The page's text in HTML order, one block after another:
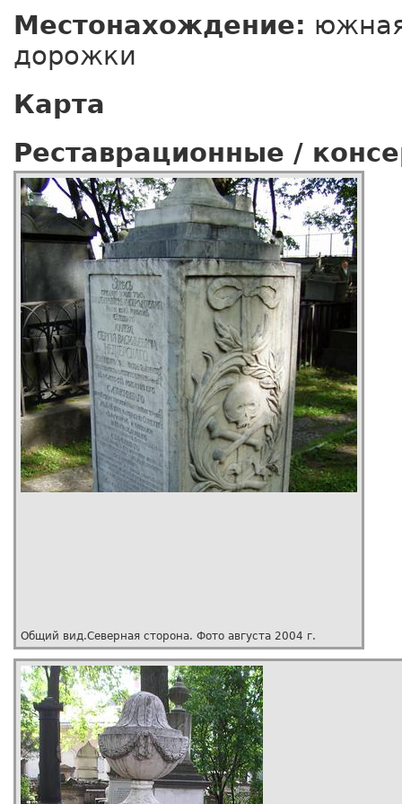
Местонахождение:
дорожки
Карта
Реставрационные /
Общий вид.Северная сторона. Фото августа 2004 г.